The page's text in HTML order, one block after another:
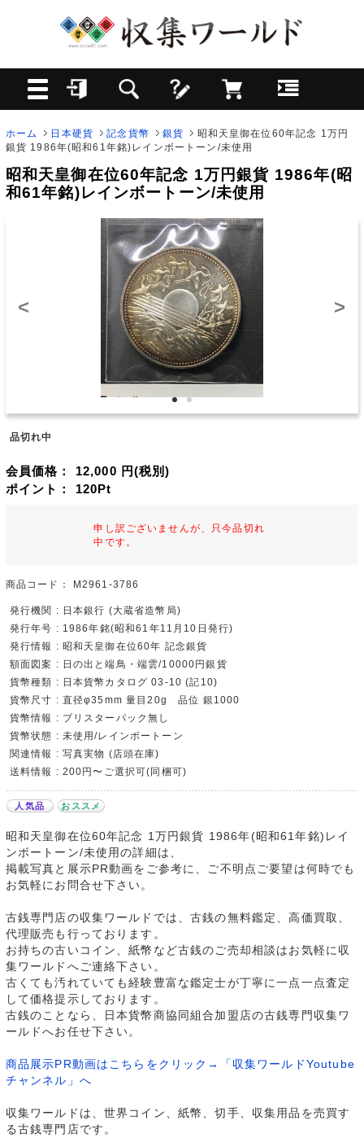
ホーム 日本硬貨 記念貨幣 銀貨
昭和天皇御在位60年記念 1万円
銀貨 1986年(昭和61年銘)レインボートーン/未使用
昭和天皇御在位60年記念 1万円銀貨 1986年(昭
和61年銘)レインボートーン/未使用
< >
品切れ中
会員価格： 12,000 円(税別)
ポイント： 120Pt
申し訳ございませんが、只今品切れ
中です。
商品コード： M2961-3786
発行機関 : 日本銀行 (大蔵省造幣局)
発行年号 : 1986年銘(昭和61年11月10日発行)
発行情報 : 昭和天皇御在位60年 記念銀貨
額面図案 : 日の出と端鳥・端雲/10000円銀貨
貨幣種類 : 日本貨幣カタログ 03-10 (記10)
貨幣尺寸 : 直径φ35mm 量目20g 品位 銀1000
貨幣情報 : ブリスターパック無し
貨幣状態 : 未使用/レインボートーン
関連情報 : 写真実物 (店頭在庫)
送料情報 : 200円〜ご選択可(同梱可)
人気品 おススメ
昭和天皇御在位60年記念 1万円銀貨 1986年(昭和61年銘)レイ
ンボートーン/未使用の詳細は、
掲載写真と展示PR動画をご参考に、ご不明点ご要望は何時でも
お気軽にお問合せ下さい。
古銭専門店の収集ワールドでは、古銭の無料鑑定、高価買取、
代理販売も行っております。
お持ちの古いコイン、紙幣など古銭のご売却相談はお気軽に収
集ワールドへご連絡下さい。
古くても汚れていても経験豊富な鑑定士が丁寧に一点一点査定
して価格提示しております。
古銭のことなら、日本貨幣商協同組合加盟店の古銭専門収集ワ
ールドへお任せ下さい。
商品展示PR動画はこちらをクリック→「収集ワールドYoutube
チャンネル」へ
収集ワールドは、世界コイン、紙幣、切手、収集用品を売買す
る古銭専門店です。